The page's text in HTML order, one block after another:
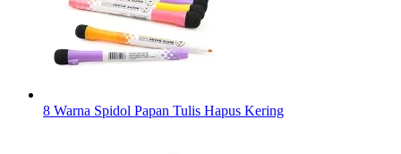
8 Warna Spidol Papan Tulis Hapus Kering